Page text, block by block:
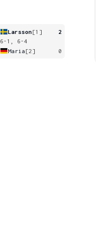
Larsson[1]
2
6-1, 6-4
Maria [2] 0